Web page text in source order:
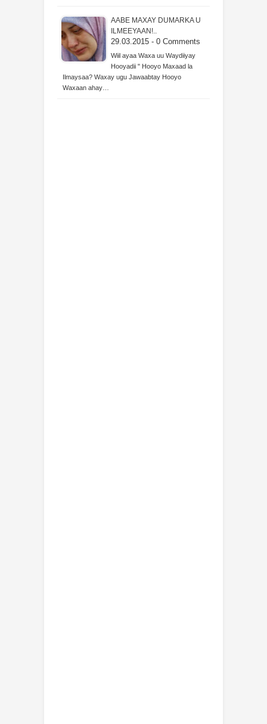
AABE MAXAY DUMARKA U
ILMEEYAAN!..
29.03.2015 - 0 Comments
Wiil ayaa Waxa uu Waydiiyay
Hooyadii " Hooyo Maxaad la
Ilmaysaa? Waxay ugu Jawaabtay Hooyo
Waxaan ahay…